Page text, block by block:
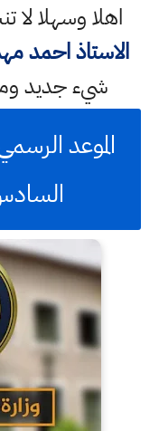
اهلا وسهلالا
الاستاذ احمد
شيء جديد
الموعد
السادس